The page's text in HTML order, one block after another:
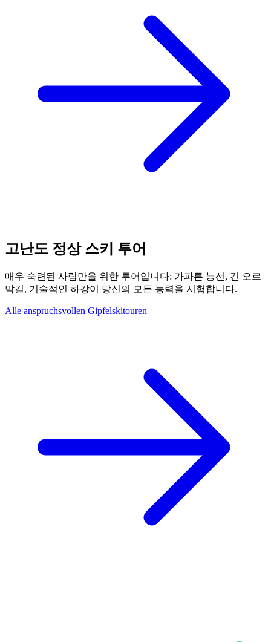
고난도 정상 스키 투어
매우 숙련된 사람만을 위한 투어입니다: 가파른 능선, 긴 오르
막길, 기술적인 하강이 당신의 모든 능력을 시험합니다.
Alle anspruchsvollen Gipfelskitouren